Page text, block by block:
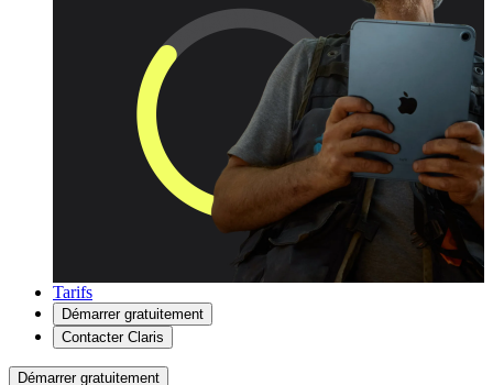
Tarifs
Démarrer gratuitement
Contacter Claris
Démarrer gratuitement